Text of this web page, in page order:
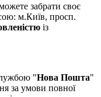
забрати своє
м.Київ, просп.
із
"Нова Пошта"
за умови повної